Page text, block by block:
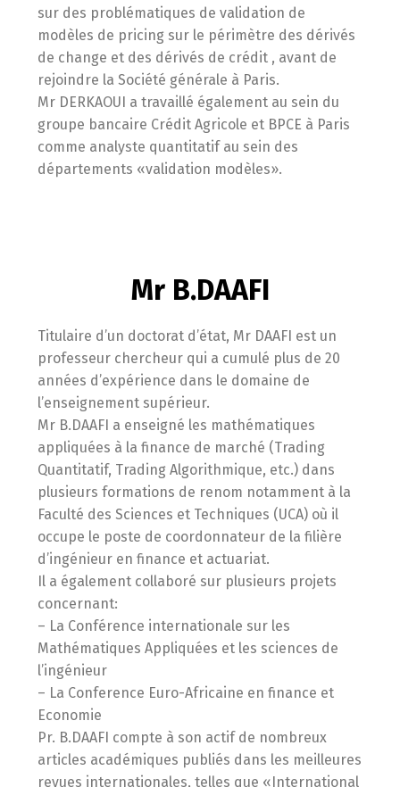
sur des problématiques de validation de
modèles de pricing sur le périmètre des dérivés
de change et des dérivés de crédit , avant de
rejoindre la Société générale à Paris.
Mr DERKAOUI a travaillé également au sein du
groupe bancaire Crédit Agricole et BPCE à Paris
comme analyste quantitatif au sein des
départements «validation modèles».
Mr B.DAAFI
Titulaire d’un doctorat d’état, Mr DAAFI est un
professeur chercheur qui a cumulé plus de 20
années d’expérience dans le domaine de
l’enseignement supérieur.
Mr B.DAAFI a enseigné les mathématiques
appliquées à la finance de marché (Trading
Quantitatif, Trading Algorithmique, etc.) dans
plusieurs formations de renom notamment à la
Faculté des Sciences et Techniques (UCA) où il
occupe le poste de coordonnateur de la filière
d’ingénieur en finance et actuariat.
Il a également collaboré sur plusieurs projets
concernant:
– La Conférence internationale sur les
Mathématiques Appliquées et les sciences de
l’ingénieur
– La Conference Euro-Africaine en finance et
Economie
Pr. B.DAAFI compte à son actif de nombreux
articles académiques publiés dans les meilleures
revues internationales, telles que «International